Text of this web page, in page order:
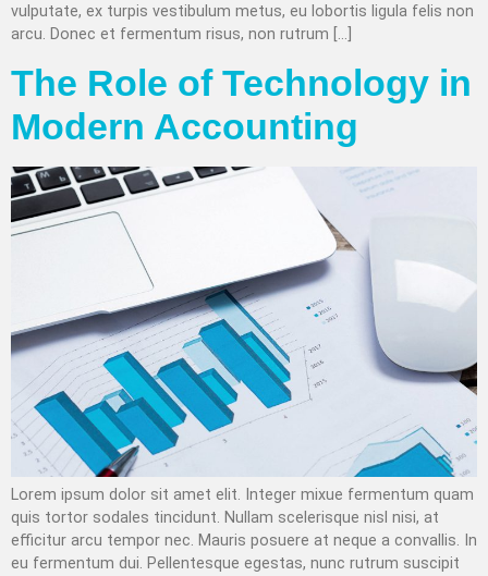
vulputate, ex turpis vestibulum metus, eu lobortis ligula felis non
arcu. Donec et fermentum risus, non rutrum […]
The Role of Technology in
Modern Accounting
Lorem ipsum dolor sit amet elit. Integer mixue fermentum quam
quis tortor sodales tincidunt. Nullam scelerisque nisl nisi, at
efficitur arcu tempor nec. Mauris posuere at neque a convallis. In
eu fermentum dui. Pellentesque egestas, nunc rutrum suscipit